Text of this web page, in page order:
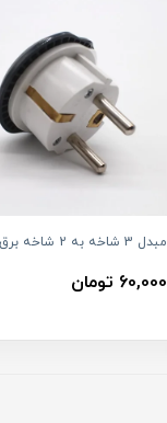
مبدل 3 شاخه به 2 شاخه برق 20 آمپر
60,000 تومان